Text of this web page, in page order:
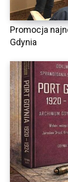
Promocja
Gdynia